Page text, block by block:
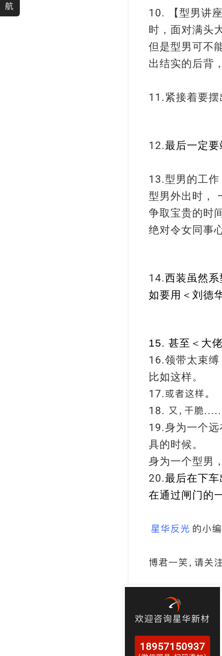
10.
【型男讲
时，面对满头
但是型男可不
出结实的后背
11. 紧接着要
12.最后一定
13.型男的工
型男外出时，
争取宝贵的时
绝对令女同事
14.西装虽然
如要用＜刘德
15. 甚至＜大
16.领带太束
比如这样。
17.或者这样。
18. 又，干脆.....
19.身为一个
具的时候。
身为一个型男
20.最后在下
在通过闸门的
星华反光 的小
博君一笑，请关
航
欢迎咨询星华新材
18957150937